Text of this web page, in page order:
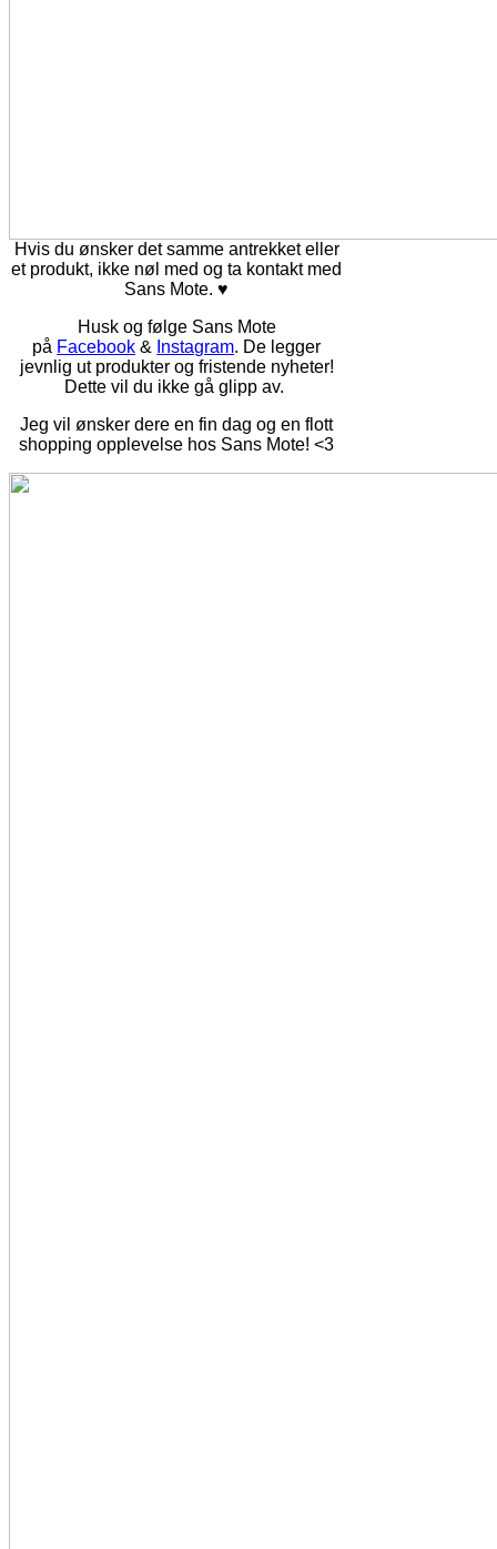
Hvis du ønsker det samme antrekket eller
et produkt, ikke nøl med og ta kontakt med
Sans Mote. ♥
Husk og følge Sans Mote
på Facebook & Instagram. De legger
jevnlig ut produkter og fristende nyheter!
Dette vil du ikke gå glipp av.
Jeg vil ønsker dere en fin dag og en flott
shopping opplevelse hos Sans Mote! <3